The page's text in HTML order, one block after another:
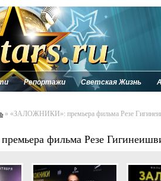
Репортажи Светская Жизнь
» «ЗАЛОЖНИКИ»: премьера фильма Резе
фильма Резе